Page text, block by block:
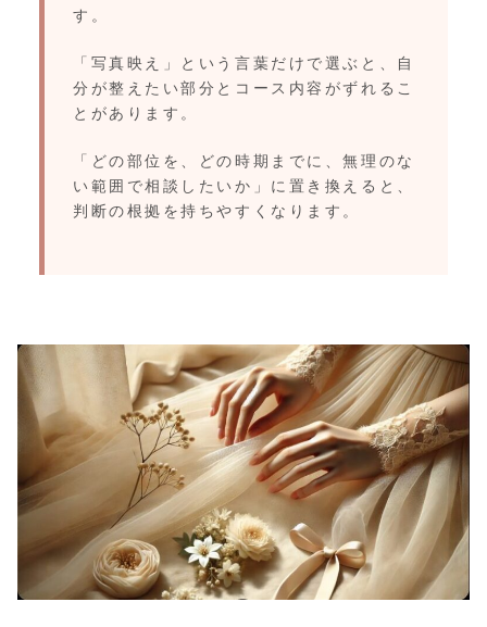
す。
「写真映え」という言葉だけで選ぶと、自
分が整えたい部分とコース内容がずれるこ
とがあります。
「どの部位を、どの時期までに、無理のな
い範囲で相談したいか」に置き換えると、
判断の根拠を持ちやすくなります。